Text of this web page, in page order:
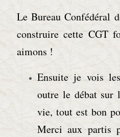
Le Bureau Confédéral
construire cette CGT
aimons !
Ensuite je vois
outre le débat sur
vie, tout est bon
Merci aux partis